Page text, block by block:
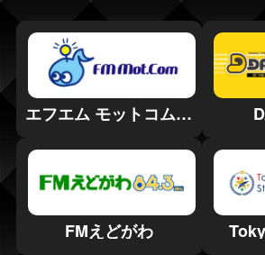
エフエム モットコム (FM Mot.com)
FMえどがわ